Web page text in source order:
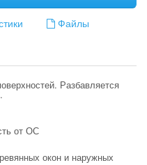
Файлы
Разбавляется
от ОС
окон и наружных